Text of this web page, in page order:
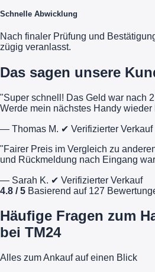
Schnelle Abwicklung
Nach finaler Prüfung und
zügig veranlasst.
Das sagen unsere
"Super schnell! Das Geld war nach
Werde mein nächstes Handy wieder
— Thomas M. ✔ Verifizierter Verkauf
"Fairer Preis im Vergleich zu
und Rückmeldung nach Eingang
— Sarah K. ✔ Verifizierter Verkauf
4.8 / 5 Basierend auf 127
Häufige Fragen zum
bei TM24
Alles zum Ankauf auf einen Blick